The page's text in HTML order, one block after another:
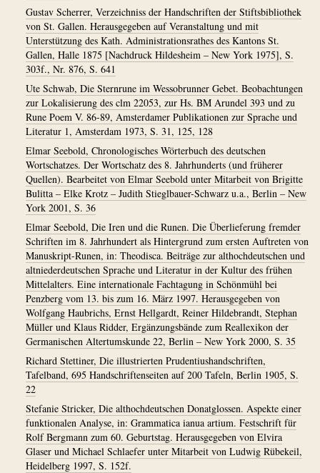
Gustav Scherrer, Verzeichniss der Handschriften der Stiftsbibliothek
von St. Gallen. Herausgegeben auf Veranstaltung und mit
Unterstützung des Kath. Administrationsrathes des Kantons St.
Gallen, Halle 1875 [Nachdruck Hildesheim – New York 1975], S.
303f., Nr. 876, S. 641
Ute Schwab, Die Sternrune im Wessobrunner Gebet. Beobachtungen
zur Lokalisierung des clm 22053, zur Hs. BM Arundel 393 und zu
Rune Poem V. 86-89, Amsterdamer Publikationen zur Sprache und
Literatur 1, Amsterdam 1973, S. 31, 125, 128
Elmar Seebold, Chronologisches Wörterbuch des deutschen
Wortschatzes. Der Wortschatz des 8. Jahrhunderts (und früherer
Quellen). Bearbeitet von Elmar Seebold unter Mitarbeit von Brigitte
Bulitta – Elke Krotz – Judith Stieglbauer-Schwarz u.a., Berlin – New
York 2001, S. 36
Elmar Seebold, Die Iren und die Runen. Die Überlieferung fremder
Schriften im 8. Jahrhundert als Hintergrund zum ersten Auftreten von
Manuskript-Runen, in: Theodisca. Beiträge zur althochdeutschen und
altniederdeutschen Sprache und Literatur in der Kultur des frühen
Mittelalters. Eine internationale Fachtagung in Schönmühl bei
Penzberg vom 13. bis zum 16. März 1997. Herausgegeben von
Wolfgang Haubrichs, Ernst Hellgardt, Reiner Hildebrandt, Stephan
Müller und Klaus Ridder, Ergänzungsbände zum Reallexikon der
Germanischen Altertumskunde 22, Berlin – New York 2000, S. 35
Richard Stettiner, Die illustrierten Prudentiushandschriften,
Tafelband, 695 Handschriftenseiten auf 200 Tafeln, Berlin 1905, S.
22
Stefanie Stricker, Die althochdeutschen Donatglossen. Aspekte einer
funktionalen Analyse, in: Grammatica ianua artium. Festschrift für
Rolf Bergmann zum 60. Geburtstag. Herausgegeben von Elvira
Glaser und Michael Schlaefer unter Mitarbeit von Ludwig Rübekeil,
Heidelberg 1997, S. 152f.